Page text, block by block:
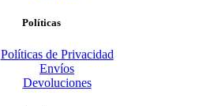
Políticas
Políticas de Privacidad
Envíos
Devoluciones